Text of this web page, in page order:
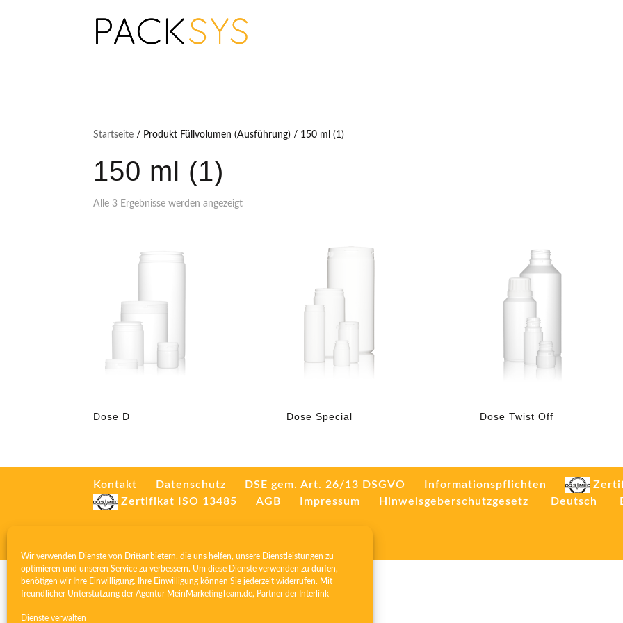
Wir verwenden Dienste von Drittanbietern, die uns helfen, unsere Dienstleistungen zu
optimieren und unseren Service zu verbessern. Um diese Dienste verwenden zu dürfen,
benötigen wir Ihre Einwilligung. Ihre Einwilligung können Sie jederzeit widerrufen. Mit
freundlicher Unterstützung der Agentur MeinMarketingTeam.de, Partner der Interlink
Dienste verwalten
Startseite / Produkt Füllvolumen (Ausführung) / 150 ml (1)
150 ml (1)
Alle 3 Ergebnisse werden angezeigt
Dose D Dose Special Dose Twist Off
Kontakt Datenschutz DSE gem. Art. 26/13 DSGVO Informationspflichten
Zertifikat ISO 13485
AGB Impressum Hinweisgeberschutzgesetz Deutsch